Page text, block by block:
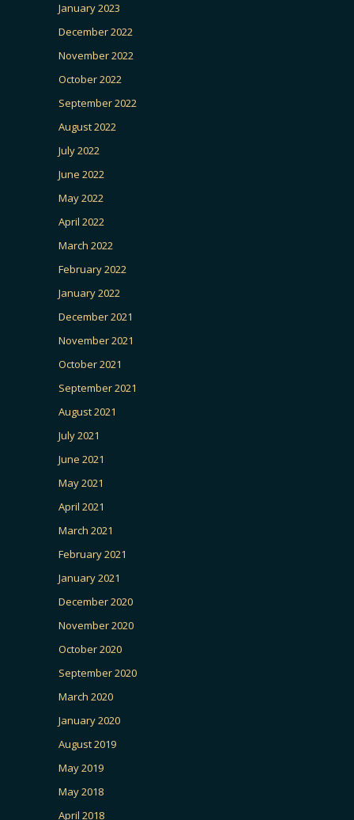
January 2023
December 2022
November 2022
October 2022
September 2022
August 2022
July 2022
June 2022
May 2022
April 2022
March 2022
February 2022
January 2022
December 2021
November 2021
October 2021
September 2021
August 2021
July 2021
June 2021
May 2021
April 2021
March 2021
February 2021
January 2021
December 2020
November 2020
October 2020
September 2020
March 2020
January 2020
August 2019
May 2019
May 2018
April 2018